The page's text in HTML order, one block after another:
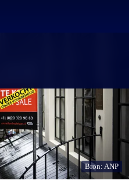
Bron: ANP